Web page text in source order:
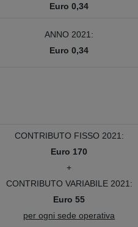
Euro 0,34
ANNO 2021:
Euro 0,34
CONTRIBUTO FISSO 2021:
Euro 170
+
CONTRIBUTO VARIABILE 2021:
Euro 55
per ogni sede operativa